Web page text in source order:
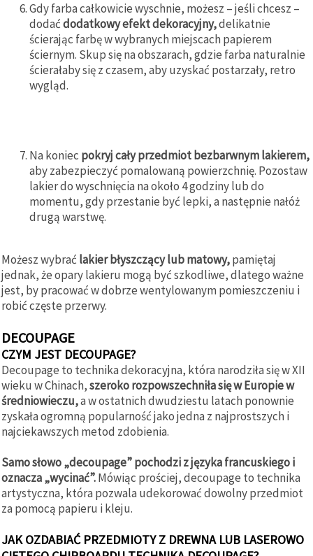
Gdy farba całkowicie wyschnie, możesz – jeśli chcesz –
dodaćdodatkowy efekt dekoracyjny,delikatnie
ścierając farbę w wybranych miejscach papierem
ściernym. Skup się na obszarach, gdzie farba naturalnie
ścierałaby się z czasem, aby uzyskać postarzały, retro
wygląd.
Na koniec pokryj cały przedmiot bezbarwnym lakierem,
aby zabezpieczyć pomalowaną powierzchnię. Pozostaw
lakier do wyschnięcia na około 4 godziny lub do
momentu, gdy przestanie być lepki, a następnie nałóż
drugą warstwę.
Możesz wybrać lakier błyszczący lub matowy,pamiętaj
jednak, że opary lakieru mogą być szkodliwe, dlatego ważne
jest, by pracować w dobrze wentylowanym pomieszczeniu i
robić częste przerwy.
DECOUPAGE
CZYM JEST DECOUPAGE?
Decoupage to technika dekoracyjna, która narodziła się w XII
wieku w Chinach,szeroko rozpowszechniła się w Europie w
średniowieczu,a w ostatnich dwudziestu latach ponownie
zyskała ogromną popularność jako jedna z najprostszych i
najciekawszych metod zdobienia.
Samo słowo „decoupage” pochodzi z języka francuskiego i
oznacza „wycinać”.Mówiąc prościej, decoupage to technika
artystyczna, która pozwala udekorować dowolny przedmiot
za pomocą papieru i kleju.
JAK OZDABIAĆ PRZEDMIOTY Z DREWNA LUB LASEROWO